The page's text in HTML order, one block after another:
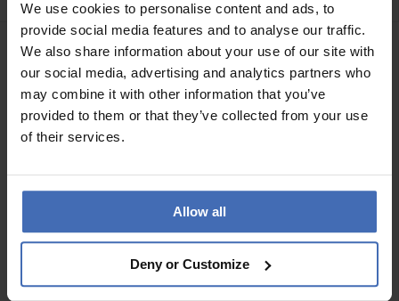
We use cookies to personalise content and ads, to
provide social media features and to analyse our traffic.
We also share information about your use of our site with
our social media, advertising and analytics partners who
may combine it with other information that you’ve
provided to them or that they’ve collected from your use
of their services.
Allow all
Deny or Customize
CHF 129.00
Seinerzeit Brad Faultier
Ohrstecker - SZA-2990-
CHF 169.00
Seinerzeit Ms. Roxy Hasen
Ohrstecker - SZA-2980-